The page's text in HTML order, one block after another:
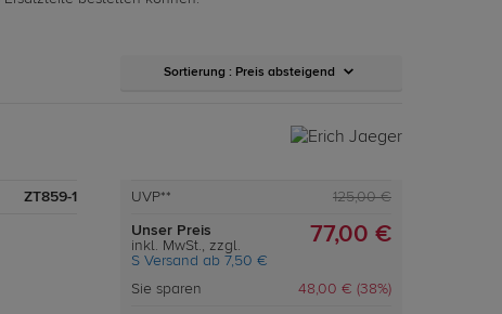
Sortierung : Preis absteigend
ZT859-1 UVP** 125,00 €
Unser Preis
inkl. MwSt., zzgl.
S Versand ab 7,50 €
77,00 €
Sie sparen 48,00 € (38%)